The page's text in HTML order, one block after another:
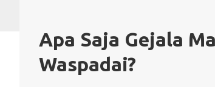
Apa Saja Gejala
Waspadai?